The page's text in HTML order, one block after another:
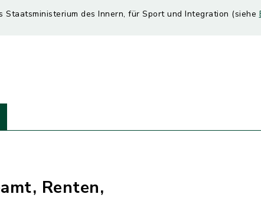
des Innern, für Sport und Integration (siehe
Renten,